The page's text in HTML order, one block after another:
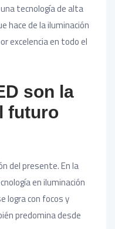
tecnología de alta
hace de la iluminación
excelencia en todo el
son la
futuro
del presente. En la
en iluminación
logra con focos y
predomina desde